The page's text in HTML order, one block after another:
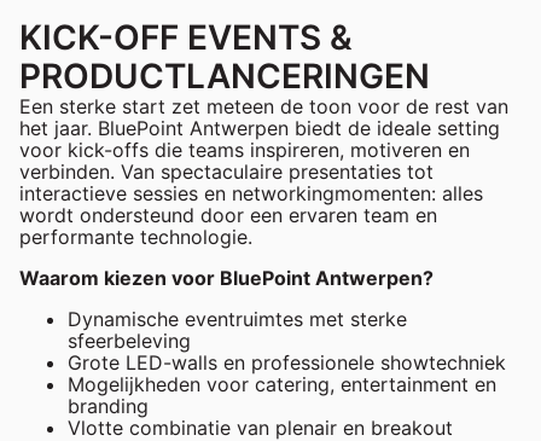
KICK-OFF EVENTS &
PRODUCTLANCERINGEN
Een sterke start zet meteen de toon voor de rest van
het jaar. BluePoint Antwerpen biedt de ideale setting
voor kick-offs die teams inspireren, motiveren en
verbinden. Van spectaculaire presentaties tot
interactieve sessies en networkingmomenten: alles
wordt ondersteund door een ervaren team en
performante technologie.
Waarom kiezen voor BluePoint Antwerpen?
Dynamische eventruimtes met sterke
sfeerbeleving
Grote LED-walls en professionele showtechniek
Mogelijkheden voor catering, entertainment en
branding
Vlotte combinatie van plenair en breakout